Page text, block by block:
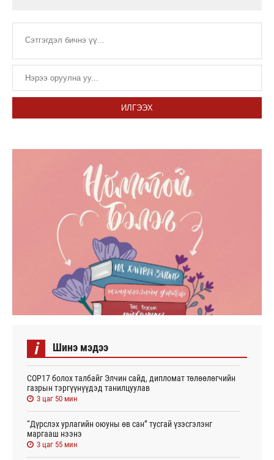
ИЛГЭЭХ
i Шинэ мэдээ
СОР17 болох талбайг Элчин сайд, дипломат төлөөлөгчийн
газрын тэргүүнүүдэд танилцуулав
3 цаг 50 мин
“Дүрслэх урлагийн оюуны өв сан” тусгай үзэсгэлэнг
маргааш нээнэ
3 цаг 55 мин